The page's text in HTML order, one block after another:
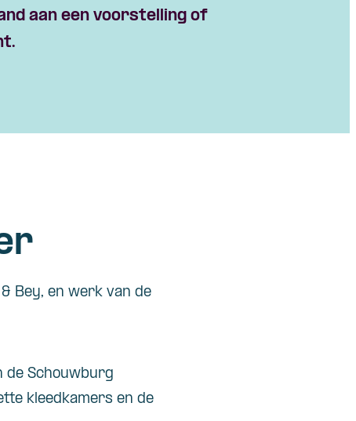
aan een voorstelling of
Bey, en werk van de
de Schouwburg
kleedkamers en de